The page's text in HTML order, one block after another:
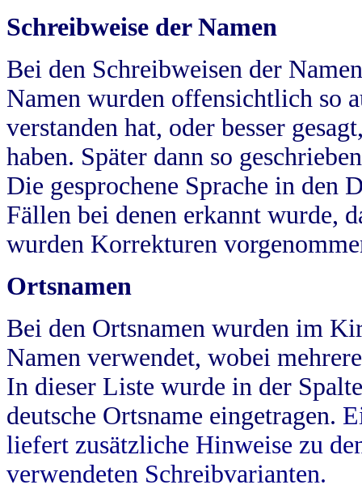
Schreibweise der Namen
Bei den Schreibweisen der
Namen wurden offensichtlich so
verstanden hat, oder besser
haben. Später dann so
Die gesprochene Sprache in
Fällen bei denen erkannt wurde,
wurden Korrekturen
Ortsnamen
Bei den Ortsnamen wurden im
Namen verwendet, wobei
In dieser Liste wurde in der
deutsche Ortsname eingetragen.
liefert zusätzliche Hinweise zu
verwendeten Schreibvarianten.